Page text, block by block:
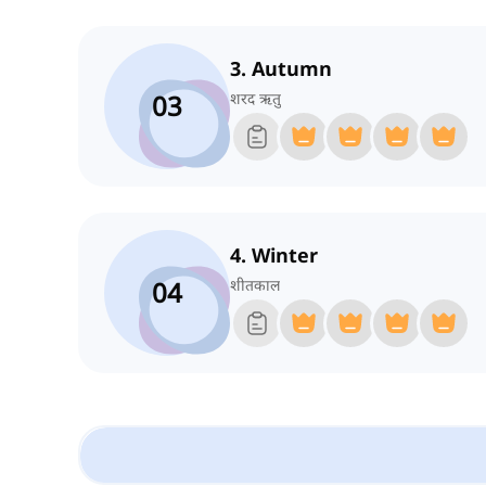
03
3. Autumn
शरद ऋतु
04
4. Winter
शीतकाल